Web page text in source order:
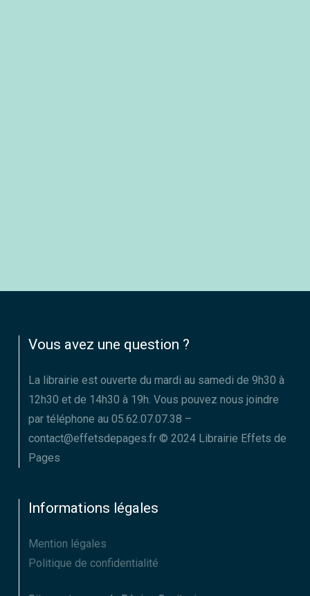
Vous avez une question ?
La librairie est ouverte du mardi au samedi de 9h30 à
12h30 et de 14h30 à 19h. Vous pouvez nous joindre
par téléphone au 05.62.07.07.38 –
contact@effetsdepages.fr © 2024 Librairie Effets de
Pages
Informations légales
Mention légales
Politique de confidentialité